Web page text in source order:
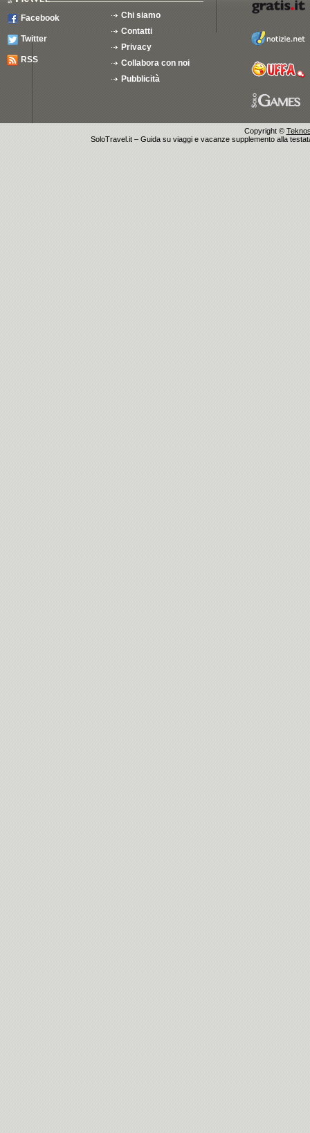
Facebook
Twitter
RSS
Chi siamo
Contatti
Privacy
Collabora con noi
Pubblicità
Copyright ©
SoloTravel.it – Guida su viaggi e vacanze supplemento alla